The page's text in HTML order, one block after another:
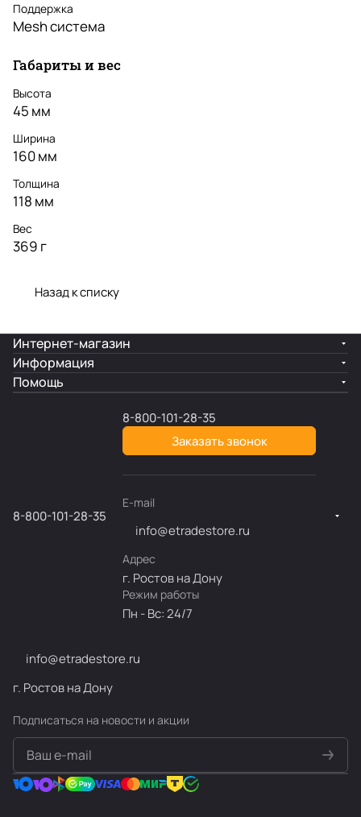
Поддержка
Mesh система
Габариты и вес
Высота
45 мм
Ширина
160 мм
Толщина
118 мм
Вес
369 г
Назад к списку
Интернет-магазин
Информация
Помощь
8-800-101-28-35
8-800-101-28-35
Заказать звонок
E-mail
info@etradestore.ru
Адрес
г. Ростов на Дону
Режим работы
Пн - Вс: 24/7
info@etradestore.ru
г. Ростов на Дону
Подписаться на новости и акции